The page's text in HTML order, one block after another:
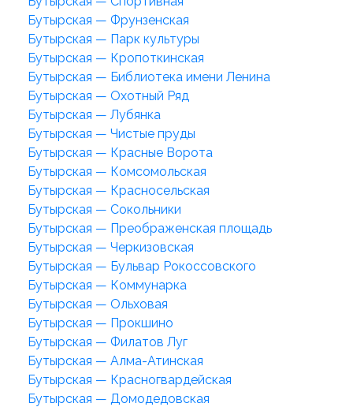
Бутырская — Фрунзенская
Бутырская — Парк культуры
Бутырская — Кропоткинская
Бутырская — Библиотека имени Ленина
Бутырская — Охотный Ряд
Бутырская — Лубянка
Бутырская — Чистые пруды
Бутырская — Красные Ворота
Бутырская — Комсомольская
Бутырская — Красносельская
Бутырская — Сокольники
Бутырская — Преображенская площадь
Бутырская — Черкизовская
Бутырская — Бульвар Рокоссовского
Бутырская — Коммунарка
Бутырская — Ольховая
Бутырская — Прокшино
Бутырская — Филатов Луг
Бутырская — Алма-Атинская
Бутырская — Красногвардейская
Бутырская — Домодедовская